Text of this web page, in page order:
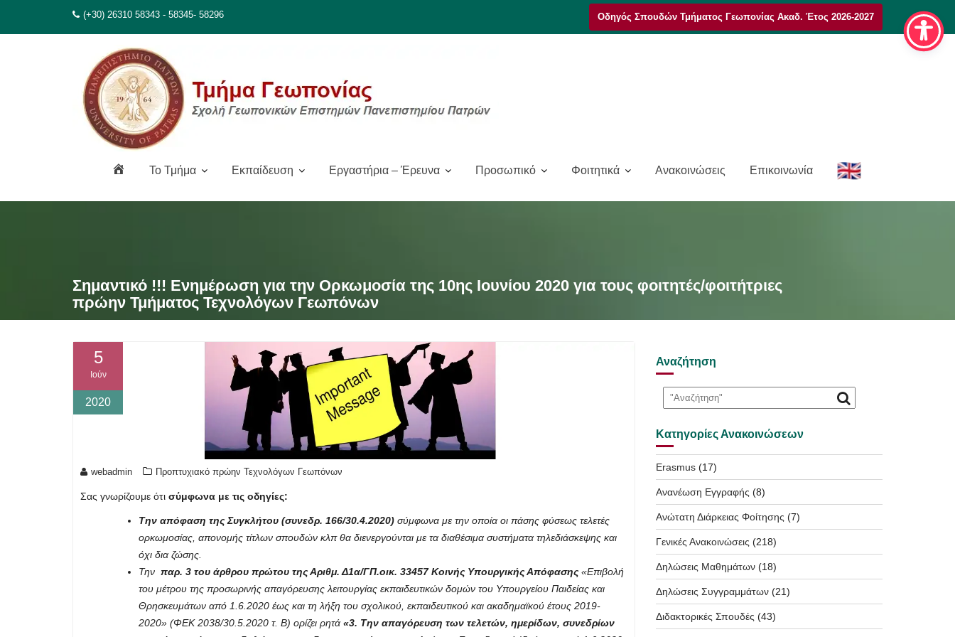
(+30) 26310 58343 - 58345- 58296 Οδηγός Σπουδών Τμήματος Γεωπονίας Ακαδ. Έτος 2026-2027
To Τμήμα Εκπαίδευση Εργαστήρια – Έρευνα Προσωπικό Φοιτητικά Ανακοινώσεις Επικοινωνία
E
n
Σημαντικό !!! Ενημέρωση για την Ορκωμοσία της 10ης Ιουνίου 2020 για τους φοιτητές/φοιτήτριες
πρώην Τμήματος Τεχνολόγων Γεωπόνων
5
Ιούν
2020
webadmin Προπτυχιακό πρώην Τεχνολόγων Γεωπόνων
Σας γνωρίζουμε ότι σύμφωνα με τις οδηγίες:
Την απόφαση της Συγκλήτου (συνεδρ. 166/30.4.2020) σύμφωνα με την οποία οι πάσης φύσεως τελετές
ορκωμοσίας, απονομής τίτλων σπουδών κλπ θα διενεργούνται με τα διαθέσιμα συστήματα τηλεδιάσκεψης και
όχι δια ζώσης.
Την παρ. 3 του άρθρου πρώτου της Αριθμ. Δ1α/ΓΠ.οικ. 33457 Κοινής Υπουργικής Απόφασης«Επιβολή
του μέτρου της προσωρινής απαγόρευσης λειτουργίας εκπαιδευτικών δομών του Υπουργείου Παιδείας και
Θρησκευμάτων από 1.6.2020 έως και τη λήξη του σχολικού, εκπαιδευτικού και ακαδημαϊκού έτους 2019-
2020» (ΦΕΚ 2038/30.5.2020 τ. Β) ορίζει ρητά «3. Την απαγόρευση των τελετών, ημερίδων, συνεδρίων
Αναζήτηση
Κατηγορίες Ανακοινώσεων
Erasmus(17)
Ανανέωση Εγγραφής (8)
Ανώτατη Διάρκειας Φοίτησης (7)
Γενικές Ανακοινώσεις (218)
Δηλώσεις Μαθημάτων(18)
Δηλώσεις Συγγραμμάτων(21)
Διδακτορικές Σπουδές (43)